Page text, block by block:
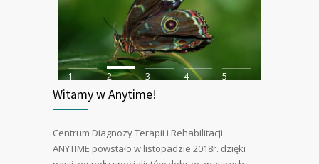
1 2 3 4 5
Witamy w Anytime!
Centrum Diagnozy Terapii i Rehabilitacji
ANYTIME powstało w listopadzie 2018r. dzięki